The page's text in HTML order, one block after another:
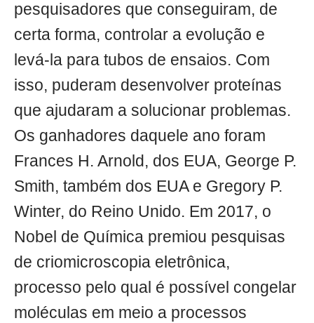
pesquisadores que conseguiram, de
certa forma, controlar a evolução e
levá-la para tubos de ensaios. Com
isso, puderam desenvolver proteínas
que ajudaram a solucionar problemas.
Os ganhadores daquele ano foram
Frances H. Arnold, dos EUA, George P.
Smith, também dos EUA e Gregory P.
Winter, do Reino Unido. Em 2017, o
Nobel de Química premiou pesquisas
de criomicroscopia eletrônica,
processo pelo qual é possível congelar
moléculas em meio a processos